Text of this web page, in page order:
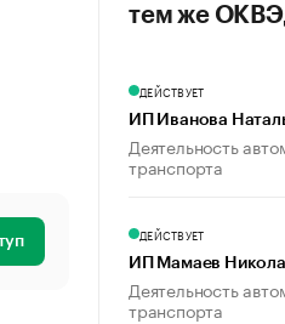
тем же
ДЕЙСТВУЕТ
ИП Иванова
Деятельность
транспорта
ДЕЙСТВУЕТ
ИП Мамаев
Деятельность
транспорта